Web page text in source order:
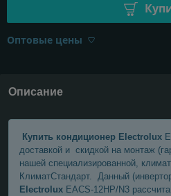
Оптовые цены
Описание
​ Купить кондиционер Electrolux
доставкой и скидкой на монтаж
нашей специализированной,
КлиматСтандарт. Данный
Electrolux EACS-12HP/N3